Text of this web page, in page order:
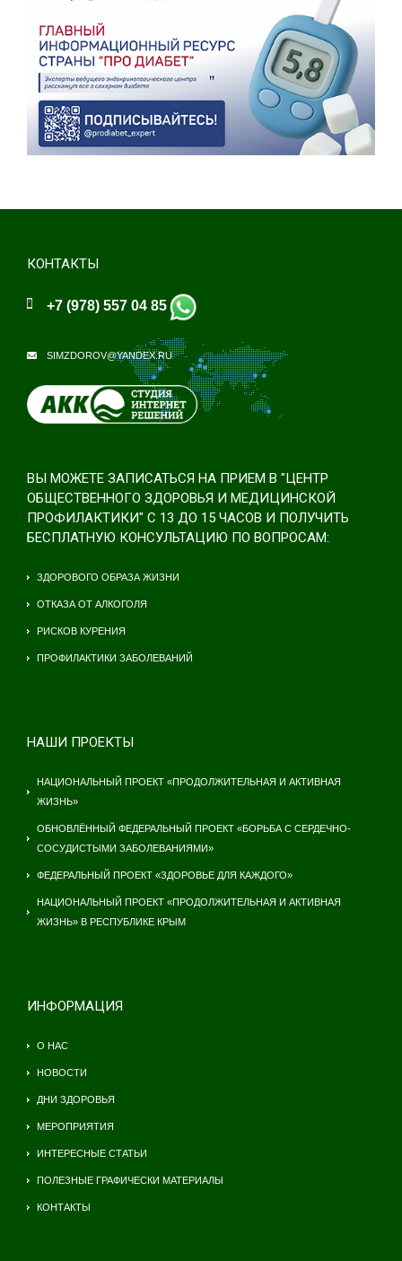
КОНТАКТЫ
+7 (978) 557 04 85
SIMZDOROV@YANDEX.RU
ВЫ МОЖЕТЕ ЗАПИСАТЬСЯ НА ПРИЕМ В "ЦЕНТР
ОБЩЕСТВЕННОГО ЗДОРОВЬЯ И МЕДИЦИНСКОЙ
ПРОФИЛАКТИКИ" С 13 ДО 15 ЧАСОВ И ПОЛУЧИТЬ
БЕСПЛАТНУЮ КОНСУЛЬТАЦИЮ ПО ВОПРОСАМ:
ЗДОРОВОГО ОБРАЗА ЖИЗНИ
ОТКАЗА ОТ АЛКОГОЛЯ
РИСКОВ КУРЕНИЯ
ПРОФИЛАКТИКИ ЗАБОЛЕВАНИЙ
НАШИ ПРОЕКТЫ
НАЦИОНАЛЬНЫЙ ПРОЕКТ «ПРОДОЛЖИТЕЛЬНАЯ И АКТИВНАЯ
ЖИЗНЬ»
ОБНОВЛЁННЫЙ ФЕДЕРАЛЬНЫЙ ПРОЕКТ «БОРЬБА С СЕРДЕЧНО-
СОСУДИСТЫМИ ЗАБОЛЕВАНИЯМИ»
ФЕДЕРАЛЬНЫЙ ПРОЕКТ «ЗДОРОВЬЕ ДЛЯ КАЖДОГО»
НАЦИОНАЛЬНЫЙ ПРОЕКТ «ПРОДОЛЖИТЕЛЬНАЯ И АКТИВНАЯ
ЖИЗНЬ» В РЕСПУБЛИКЕ КРЫМ
ИНФОРМАЦИЯ
О НАС
НОВОСТИ
ДНИ ЗДОРОВЬЯ
МЕРОПРИЯТИЯ
ИНТЕРЕСНЫЕ СТАТЬИ
ПОЛЕЗНЫЕ ГРАФИЧЕСКИ МАТЕРИАЛЫ
КОНТАКТЫ